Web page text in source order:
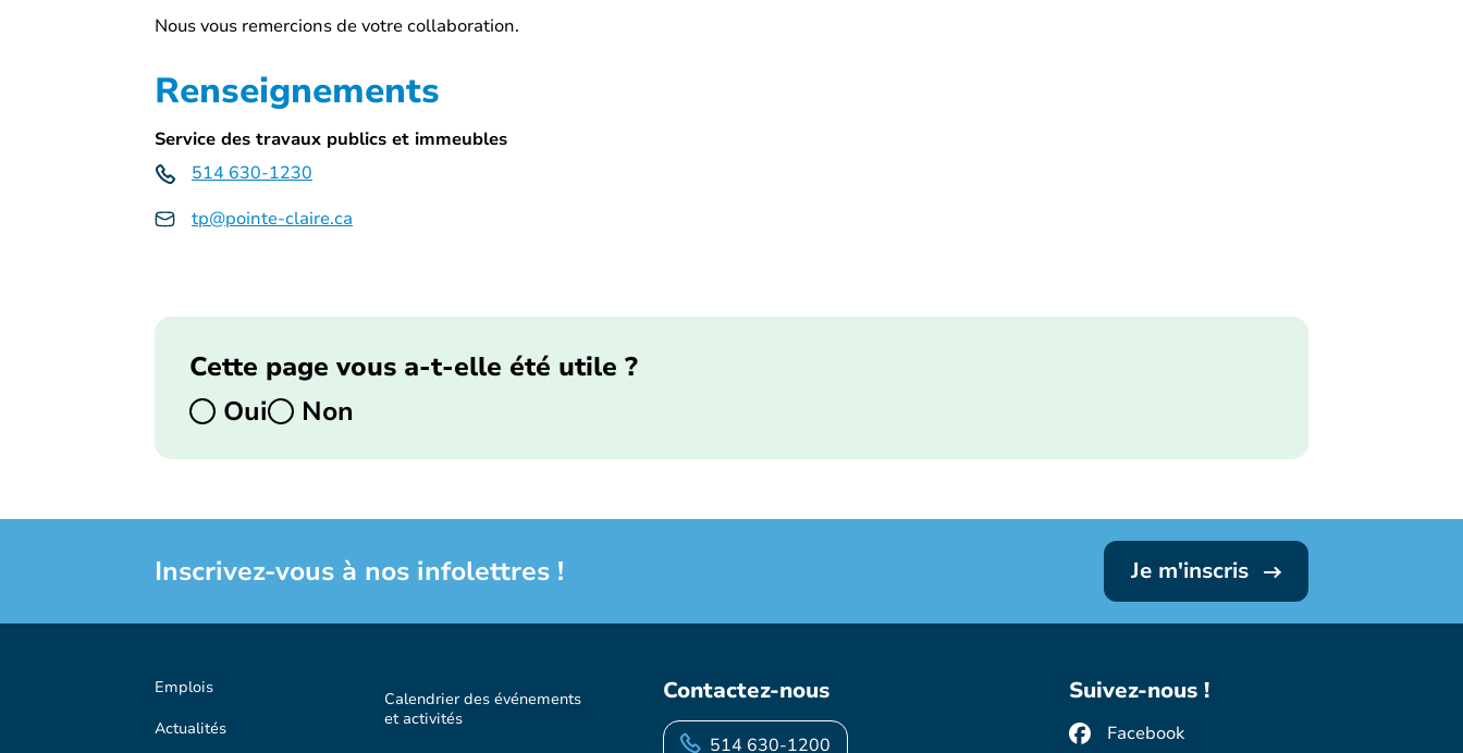
Nous vous remercions de votre collaboration.
Renseignements
Service des travaux publics et immeubles
514 630-1230
tp@pointe-claire.ca
Cette page vous a-t-elle été utile ?
Oui
Non
Inscrivez-vous à nos infolettres ! Je m'inscris
Emplois
Actualités
Calendrier des événements
et activités
Contactez-nous
514 630-1200
Suivez-nous !
Facebook